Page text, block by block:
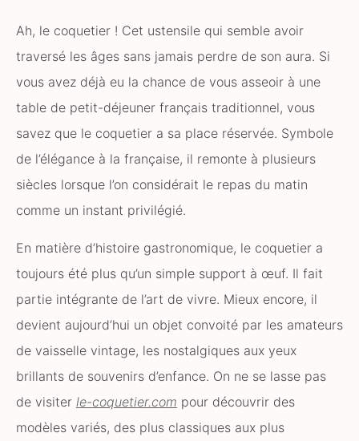
Ah, le coquetier ! Cet ustensile qui semble avoir
traversé les âges sans jamais perdre de son aura. Si
vous avez déjà eu la chance de vous asseoir à une
table de petit-déjeuner français traditionnel, vous
savez que le coquetier a sa place réservée. Symbole
de l’élégance à la française, il remonte à plusieurs
siècles lorsque l’on considérait le repas du matin
comme un instant privilégié.
En matière d’histoire gastronomique, le coquetier a
toujours été plus qu’un simple support à œuf. Il fait
partie intégrante de l’art de vivre. Mieux encore, il
devient aujourd’hui un objet convoité par les amateurs
de vaisselle vintage, les nostalgiques aux yeux
brillants de souvenirs d’enfance. On ne se lasse pas
de visiter le-coquetier.com pour découvrir des
modèles variés, des plus classiques aux plus